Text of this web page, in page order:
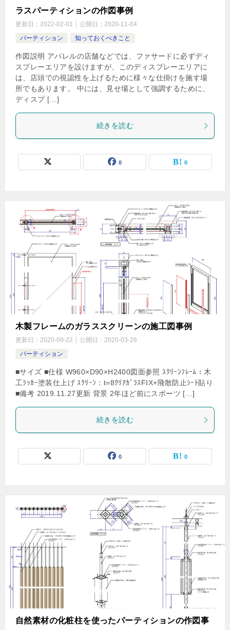
ラスパーティションの作図事例
更新日： 2022-02-01 公開日： 2020-11-04
パーティション
知っておくべきこと
作図説明 アパレルの店舗などでは、ファサードに必ずディ
スプレーエリアを設けますが、このディスプレーエリアに
は、店頭での視認性を上げるために様々な仕掛けを施す場
所でもあります。 中には、見せ場として強調するために、
ディスプ […]
続きを読む
0 0
木製フレームのガラススクリーンの施工図事例
更新日： 2020-09-22 公開日： 2020-03-26
パーティション
■サイズ ■仕様 W960×D90×H2400図面参照 ｽｸﾘｰﾝﾌﾚｰﾑ：木
工ﾗｯｶｰ塗装仕上げ ｽｸﾘｰﾝ：t=8ｸﾘｱｶﾞﾗｽFIX+飛散防止ｼｰﾄ貼り
■備考 2019.11.27更新 背景 2年ほど前にスポーツ […]
続きを読む
0 0
自然素材の化粧柱を使ったパーティションの作図事